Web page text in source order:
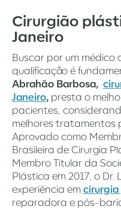
Cirurgião
Janeiro
Buscar por um médico
qualificação é
Abrahão Barbosa,
Janeiro, presta o
pacientes,
melhores tratamentos
Aprovado como
Brasileira de Cirurgia
Membro Titular da
Plástica em 2017, o Dr.
experiência em
reparadora e pós-